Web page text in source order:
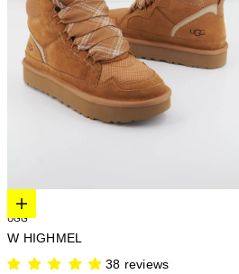
Elige opciones
UGG
W HIGHMEL
38 reviews